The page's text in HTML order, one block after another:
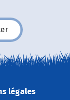
légales